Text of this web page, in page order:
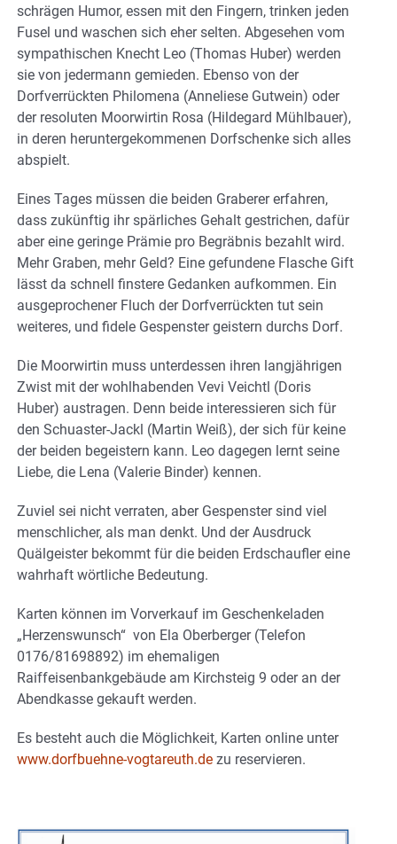
schrägen Humor, essen mit den Fingern, trinken jeden
Fusel und waschen sich eher selten. Abgesehen vom
sympathischen Knecht Leo (Thomas Huber) werden
sie von jedermann gemieden. Ebenso von der
Dorfverrückten Philomena (Anneliese Gutwein) oder
der resoluten Moorwirtin Rosa (Hildegard Mühlbauer),
in deren heruntergekommenen Dorfschenke sich alles
abspielt.
Eines Tages müssen die beiden Graberer erfahren,
dass zukünftig ihr spärliches Gehalt gestrichen, dafür
aber eine geringe Prämie pro Begräbnis bezahlt wird.
Mehr Graben, mehr Geld? Eine gefundene Flasche Gift
lässt da schnell finstere Gedanken aufkommen. Ein
ausgeprochener Fluch der Dorfverrückten tut sein
weiteres, und fidele Gespenster geistern durchs Dorf.
Die Moorwirtin muss unterdessen ihren langjährigen
Zwist mit der wohlhabenden Vevi Veichtl (Doris
Huber) austragen. Denn beide interessieren sich für
den Schuaster-Jackl (Martin Weiß), der sich für keine
der beiden begeistern kann. Leo dagegen lernt seine
Liebe, die Lena (Valerie Binder) kennen.
Zuviel sei nicht verraten, aber Gespenster sind viel
menschlicher, als man denkt. Und der Ausdruck
Quälgeister bekommt für die beiden Erdschaufler eine
wahrhaft wörtliche Bedeutung.
Karten können im Vorverkauf im Geschenkeladen
„Herzenswunsch“ von Ela Oberberger (Telefon
0176/81698892) im ehemaligen
Raiffeisenbankgebäude am Kirchsteig 9 oder an der
Abendkasse gekauft werden.
Es besteht auch die Möglichkeit, Karten online unter
www.dorfbuehne-vogtareuth.de zu reservieren.